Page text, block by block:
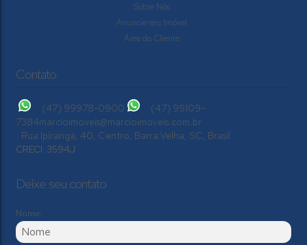
Sobre Nós
Anuncie seu Imóvel
Área do Cliente
Contato
(47) 99978-0900
(47) 99109-
7384marcioimoveis@marcioimoveis.com.br
Rua Ipiranga, 40, Centro, Barra Velha, SC, Brasil
CRECI: 3594J
Deixe seu contato
Nome: